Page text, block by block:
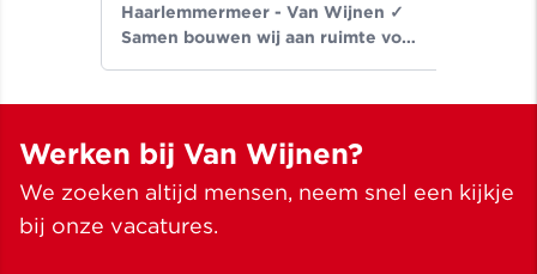
Haarlemmermeer - Van Wijnen ✓
Samen bouwen wij aan ruimte voor
Werken bij Van Wijnen?
We zoeken altijd mensen, neem snel een kijkje
bij onze vacatures.